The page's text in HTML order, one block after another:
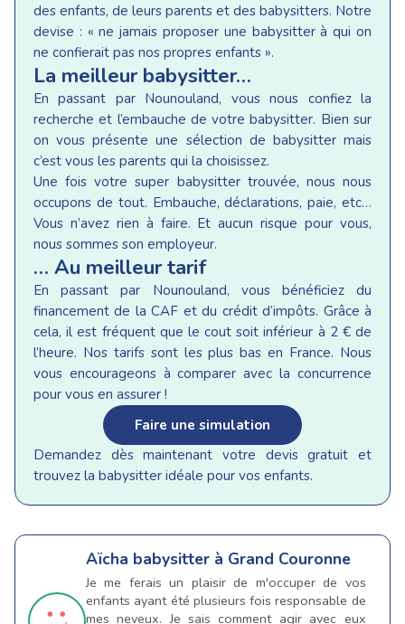
des enfants, de leurs parents et des babysitters. Notre
devise : « ne jamais proposer une babysitter à qui on
ne confierait pas nos propres enfants ».
La meilleur babysitter…
En passant par Nounouland, vous nous confiez la
recherche et l’embauche de votre babysitter. Bien sur
on vous présente une sélection de babysitter mais
c’est vous les parents qui la choisissez.
Une fois votre super babysitter trouvée, nous nous
occupons de tout. Embauche, déclarations, paie, etc…
Vous n’avez rien à faire. Et aucun risque pour vous,
nous sommes son employeur.
… Au meilleur tarif
En passant par Nounouland, vous bénéficiez du
financement de la CAF et du crédit d’impôts. Grâce à
cela, il est fréquent que le cout soit inférieur à 2 € de
l’heure. Nos tarifs sont les plus bas en France. Nous
vous encourageons à comparer avec la concurrence
pour vous en assurer !
Faire une simulation
Demandez dès maintenant votre devis gratuit et
trouvez la babysitter idéale pour vos enfants.
Aïcha babysitter à Grand Couronne
Je me ferais un plaisir de m'occuper de vos
enfants ayant été plusieurs fois responsable de
mes neveux. Je sais comment agir avec eux